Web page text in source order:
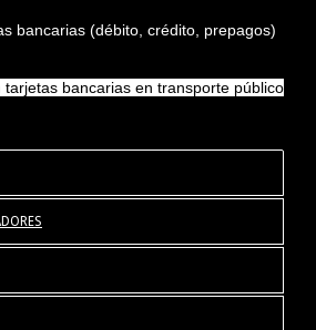
bancarias (débito, crédito, prepagos)
bancarias en transporte público